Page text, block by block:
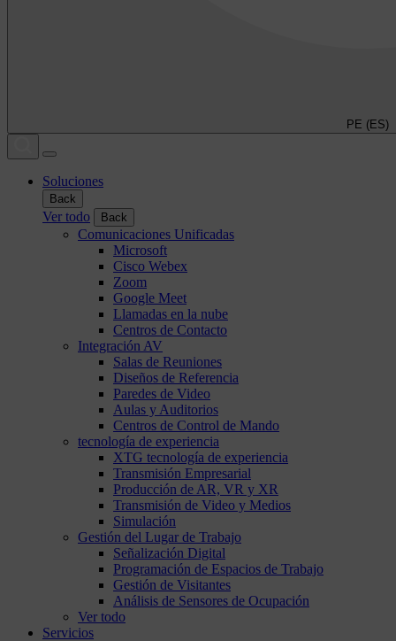
PE (ES)
Soluciones
Back
Ver todo Back
Comunicaciones Unificadas
Microsoft
Cisco Webex
Zoom
Google Meet
Llamadas en la nube
Centros de Contacto
Integración AV
Salas de Reuniones
Diseños de Referencia
Paredes de Video
Aulas y Auditorios
Centros de Control de Mando
tecnología de experiencia
XTG tecnología de experiencia
Transmisión Empresarial
Producción de AR, VR y XR
Transmisión de Video y Medios
Simulación
Gestión del Lugar de Trabajo
Señalización Digital
Programación de Espacios de Trabajo
Gestión de Visitantes
Análisis de Sensores de Ocupación
Ver todo
Servicios